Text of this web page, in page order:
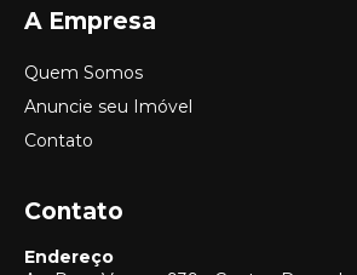
A Empresa
Quem Somos
Anuncie seu Imóvel
Contato
Contato
Endereço